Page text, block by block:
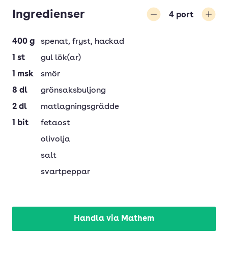
Ingredienser 4 port
400 g spenat, fryst, hackad
1 st
gul lök(ar)
1 msk
smör
8 dl
grönsaksbuljong
2 dl
matlagningsgrädde
1
bit
fetaost
olivolja
salt
svartpeppar
Handla via Mathem